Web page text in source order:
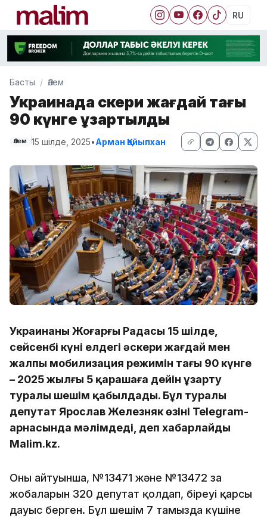
RU
Басты Әлем
Украинада әскери жағдай тағы
90 күнге ұзартылды
Әлем 15 шілде, 2025•Арман Қайыпхан
Украинаның Жоғарғы Радасы 15 шілде,
сейсенбі күні елдегі әскери жағдай мен
жалпы мобилизация режимін тағы 90 күнге
– 2025 жылғы 5 қарашаға дейін ұзарту
туралы шешім қабылдады. Бұл туралы
депутат Ярослав Железняк өзінің Telegram-
арнасында мәлімдеді, деп хабарлайды
Malim.kz.
Оның айтуынша, №13471 және №13472 заң
жобаларын 320 депутат қолдап, біреуі қарсы
дауыс берген. Бұл шешім 7 тамызда күшіне